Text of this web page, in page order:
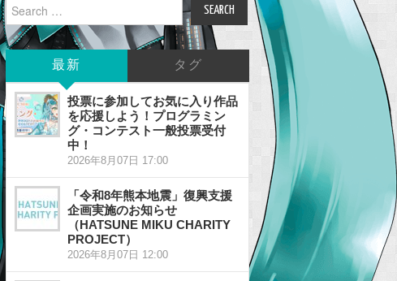
Search
for:
最新 タグ
投票に参加してお気に入り作品
を応援しよう！プログラミン
グ・コンテスト一般投票受付
中！
2026年8月07日 17:00
「令和8年熊本地震」復興支援
企画実施のお知らせ
（HATSUNE MIKU CHARITY
PROJECT）
2026年8月07日 12:00